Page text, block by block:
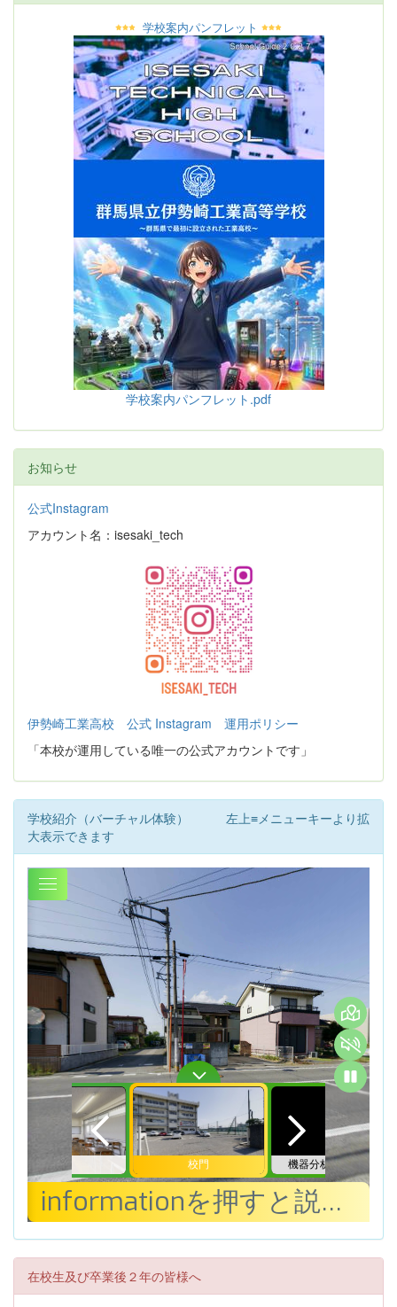
学校案内パンフレット
学校案内パンフレット.pdf
お知らせ
公式Instagram
アカウント名：isesaki_tech
伊勢崎工業高校 公式 Instagram 運用ポリシー
「本校が運用している唯一の公式アカウントです」
学校紹介（バーチャル体験） 左上≡メニューキーより拡
大表示できます
在校生及び卒業後２年の皆様へ